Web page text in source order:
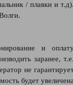
/ плавки и
и
заранее,
не
будет